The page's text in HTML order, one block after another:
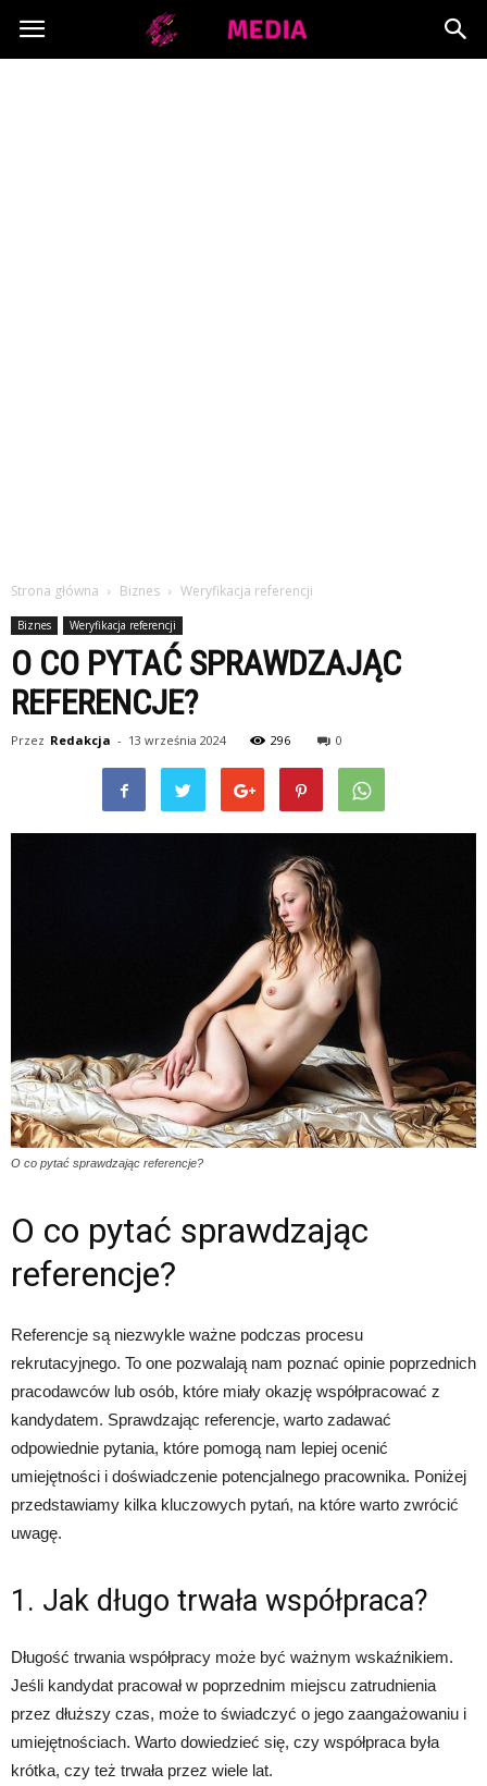
Copymedia.pl
Strona główna Biznes Weryfikacja referencji
Biznes Weryfikacja referencji
O CO PYTAĆ SPRAWDZAJĄC
REFERENCJE?
Przez Redakcja - 13 września 2024 296 0
O co pytać sprawdzając referencje?
O co pytać sprawdzając
referencje?
Referencje są niezwykle ważne podczas procesu
rekrutacyjnego. To one pozwalają nam poznać opinie poprzednich
pracodawców lub osób, które miały okazję współpracować z
kandydatem. Sprawdzając referencje, warto zadawać
odpowiednie pytania, które pomogą nam lepiej ocenić
umiejętności i doświadczenie potencjalnego pracownika. Poniżej
przedstawiamy kilka kluczowych pytań, na które warto zwrócić
uwagę.
1. Jak długo trwała współpraca?
Długość trwania współpracy może być ważnym wskaźnikiem.
Jeśli kandydat pracował w poprzednim miejscu zatrudnienia
przez dłuższy czas, może to świadczyć o jego zaangażowaniu i
umiejętnościach. Warto dowiedzieć się, czy współpraca była
krótka, czy też trwała przez wiele lat.